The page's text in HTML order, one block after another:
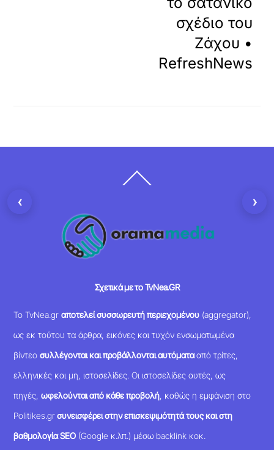
σχέδιο του
Ζάχου •
RefreshNews
To
Σχετικά με το TvNea.GR
Το TvNea.grαποτελεί συσσωρευτή περιεχομένου (aggregator),
ως εκ τούτου τα άρθρα, εικόνες και τυχόν ενσωματωμένα
βίντεοσυλλέγονται και προβάλλονται αυτόματααπό τρίτες,
ελληνικές και μη, ιστοσελίδες. Οι ιστοσελίδες αυτές, ως
πηγές,ωφελούνται από κάθε προβολή , καθώς η εμφάνιση στο
Politikes.grσυνεισφέρει στην επισκεψιμότητά τους και στη
βαθμολογία SEO (Google κ.λπ.) μέσω backlink κοκ.
‹ ›